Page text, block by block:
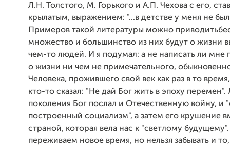
Л.Н. Толстого, М. Горького и А.П. Чехова с его,
крылатым, выражением: "...в детстве у меня не
Примеров такой литературы можно
множество и большинство из них будут о жизни
чем-то людей. И я подумал: а не написать ли мне
о жизни ни чем не примечательного,
Человека, прожившего свой век как раз в то
кто-то сказал: "Не дай Бог жить в эпоху
поколения Бог послал и Отечественную войну, и
построенный социализм", а затем его крушение
страной, которая вела нас к "светлому
переживаем новое время, но нельзя забывать и